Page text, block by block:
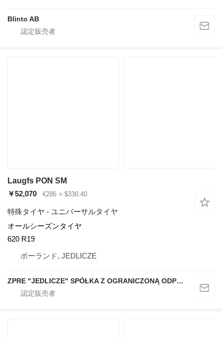
Blinto AB
Laugfs PON SM
￥52,070
€286 ≈ $330.40
特殊タイヤ - ユニバーサルタイヤ
オールシーズンタイヤ
620 R19
ポーランド, JEDLICZE
ZPRE "JEDLICZE" SPÓŁKA Z OGRANICZONĄ ODPOWIEDZIALNOŚCIĄ